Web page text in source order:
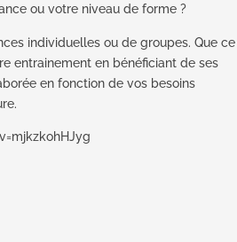
ou votre niveau de forme ?
individuelles ou de groupes. Que ce
entrainement en bénéficiant de ses
en fonction de vos besoins